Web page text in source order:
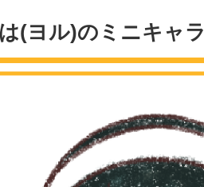
(ヨル)のミニキャ